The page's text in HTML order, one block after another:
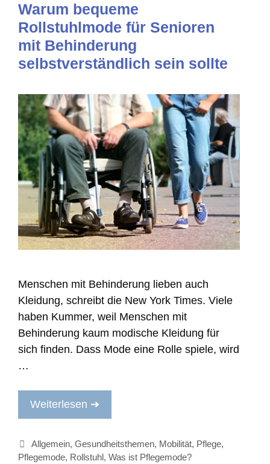
Warum bequeme
Rollstuhlmode für Senioren
mit Behinderung
selbstverständlich sein sollte
Menschen mit Behinderung lieben auch
Kleidung, schreibt die New York Times. Viele
haben Kummer, weil Menschen mit
Behinderung kaum modische Kleidung für
sich finden. Dass Mode eine Rolle spiele, wird
…
Weiterlesen ➔
Kategorien
Allgemein,Gesundheitsthemen, Mobilität, Pflege,
Pflegemode, Rollstuhl, Was ist Pflegemode?